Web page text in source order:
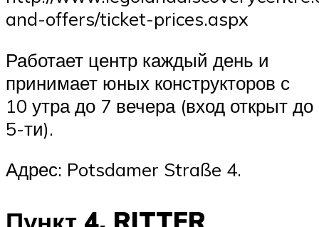
and-offers/ticket-prices.aspx
Работает центр каждый день и
принимает юных конструкторов с
10 утра до 7 вечера (вход открыт до
5-ти).
Адрес: Potsdamer Straße 4.